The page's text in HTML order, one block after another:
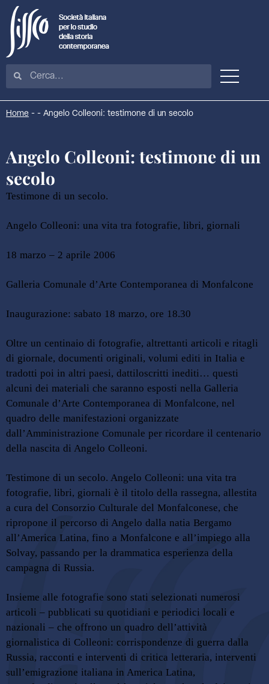
Home - - Angelo Colleoni: testimone di un secolo
Angelo Colleoni: testimone di un
secolo
Testimone di un secolo.
Angelo Colleoni: una vita tra fotografie, libri, giornali
18 marzo – 2 aprile 2006
Galleria Comunale d’Arte Contemporanea di Monfalcone
Inaugurazione: sabato 18 marzo, ore 18.30
Oltre un centinaio di fotografie, altrettanti articoli e ritagli
di giornale, documenti originali, volumi editi in Italia e
tradotti poi in altri paesi, dattiloscritti inediti… questi
alcuni dei materiali che saranno esposti nella Galleria
Comunale d’Arte Contemporanea di Monfalcone, nel
quadro delle manifestazioni organizzate
dall’Amministrazione Comunale per ricordare il centenario
della nascita di Angelo Colleoni.
Testimone di un secolo. Angelo Colleoni: una vita tra
fotografie, libri, giornali è il titolo della rassegna, allestita
a cura del Consorzio Culturale del Monfalconese, che
ripropone il percorso di Angelo dalla natia Bergamo
all’America Latina, fino a Monfalcone e all’impiego alla
Solvay, passando per la drammatica esperienza della
campagna di Russia.
Insieme alle fotografie sono stati selezionati numerosi
articoli – pubblicati su quotidiani e periodici locali e
nazionali – che offrono un quadro dell’attività
giornalistica di Colleoni: corrispondenze di guerra dalla
Russia, racconti e interventi di critica letteraria, interventi
sull’emigrazione italiana in America Latina,